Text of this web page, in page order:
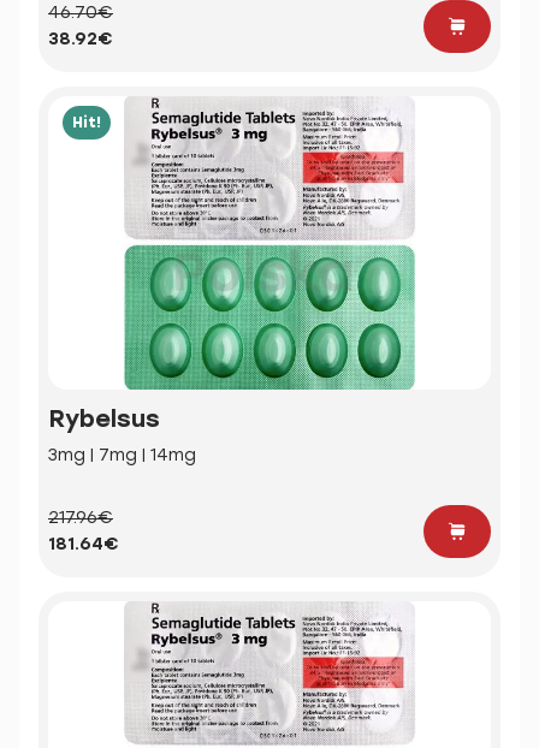
46.70€
38.92€
Hit!
Rybelsus
3mg | 7mg | 14mg
217.96€
181.64€